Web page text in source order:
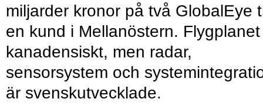
miljarder kronor på två GlobalEye
en kund i Mellanöstern.
kanadensiskt, men radar,
sensorsystem och
är svenskutvecklade.